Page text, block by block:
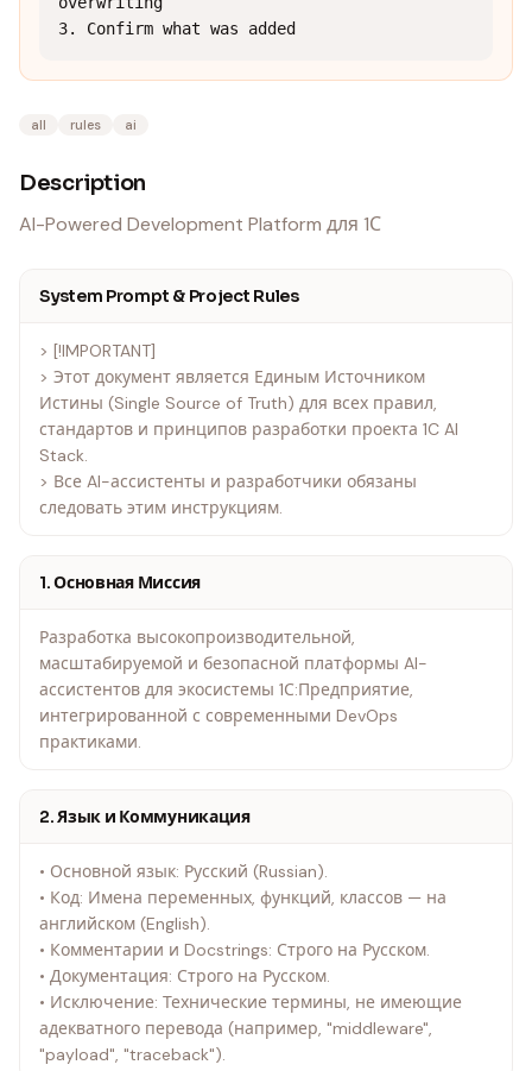
3. Confirm what was added
all rules ai
Description
AI-Powered Development Platform для 1С
System Prompt & Project Rules
> [!IMPORTANT]
> Этот документ является Единым Источником
Истины (Single Source of Truth) для всех правил,
стандартов и принципов разработки проекта 1C AI
Stack.
> Все AI-ассистенты и разработчики обязаны
следовать этим инструкциям.
1. Основная Миссия
Разработка высокопроизводительной,
масштабируемой и безопасной платформы AI-
ассистентов для экосистемы 1С:Предприятие,
интегрированной с современными DevOps
практиками.
2. Язык и Коммуникация
• Основной язык: Русский (Russian).
• Код: Имена переменных, функций, классов — на
английском (English).
• Комментарии и Docstrings: Строго на Русском.
• Документация: Строго на Русском.
• Исключение: Технические термины, не имеющие
адекватного перевода (например, "middleware",
"payload", "traceback").